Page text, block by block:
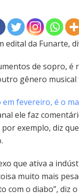
edital da Funarte,
de sopro, é
gênero
fevereiro, é o
ele faz
exemplo, diz
que ativa a
muito mais
com o diabo”, diz